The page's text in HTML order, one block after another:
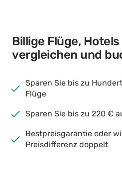
Billige Flüge,
vergleichen und
Sparen Sie bis zu
Flüge
Sparen Sie bis zu 220 €
Bestpreisgarantie oder
Preisdifferenz doppelt